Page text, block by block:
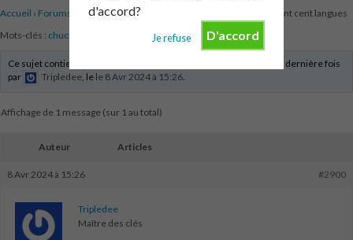
d'accord?
D'accord
Je refuse
Accueil › Forums Chuchotis ›Chuchotis reconnait automatiquement cent langues
Mots-clés : chuchotis
Ce sujet contient 0 réponse, 1 participant et a été mis à jour pour la dernière fois
par
Tripledee, le le 8 Avr 2024 à 15:26.
Affichage de 1 message (sur 1 au total)
Auteur Articles
8 Avr 2024 à 15:26 #2900
Tripledee
Maître des clés